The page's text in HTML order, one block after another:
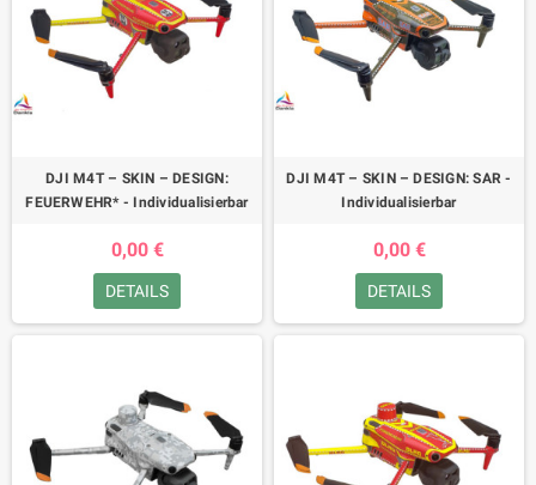
DJI M4T – SKIN – DESIGN:
FEUERWEHR* - Individualisierbar
0,00 €
DETAILS
DJI M4T – SKIN – DESIGN: SAR -
Individualisierbar
0,00 €
DETAILS